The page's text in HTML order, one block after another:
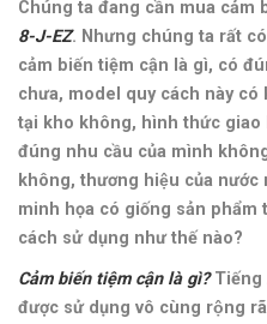
Chúng ta đang cần mua cảm
8-J-EZ. Nhưng chúng ta rất
cảm biến tiệm cận là gì, có
chưa, model quy cách này
tại kho không, hình thức giao
đúng nhu cầu của mình
không, thương hiệu của
minh họa có giống sản phẩm
cách sử dụng như thế nào?
Cảm biến tiệm cận là gì?Tiếng
được sử dụng vô cùng rộng